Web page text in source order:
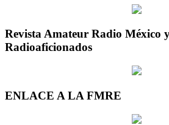
Revista Amateur Radio México
Radioaficionados
ENLACE A LA FMRE